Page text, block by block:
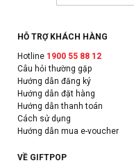
HỖ TRỢ KHÁCH HÀNG
Hotline 1900 55 88 12
Câu hỏi thường gặp
Hướng dẫn đăng ký
Hướng dẫn đặt hàng
Hướng dẫn thanh toán
Cách sử dụng
Hướng dẫn mua e-voucher
VỀ GIFTPOP